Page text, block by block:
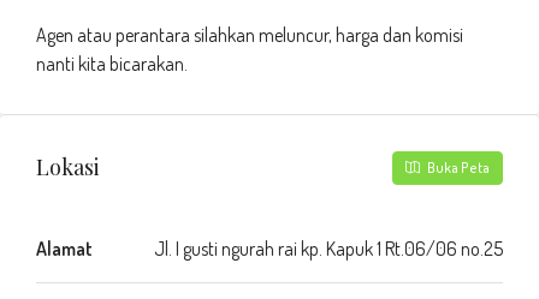
Agen atau perantara silahkan meluncur, harga dan komisi
nanti kita bicarakan.
Lokasi Buka Peta
Alamat Jl. I gusti ngurah rai kp. Kapuk 1 Rt.06/06 no.25